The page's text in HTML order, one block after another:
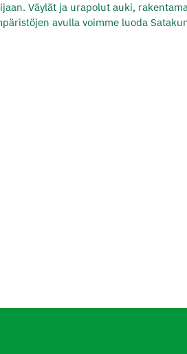
Väylät ja urapolut auki,
avulla voimme luoda